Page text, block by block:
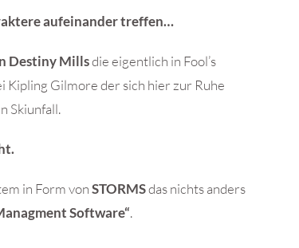
aufeinander treffen…
Destiny Millsdie eigentlich in Fool’s
Kipling Gilmore der sich hier zur Ruhe
Skiunfall.
in Form vonSTORMSdas nichts anders
Software“.